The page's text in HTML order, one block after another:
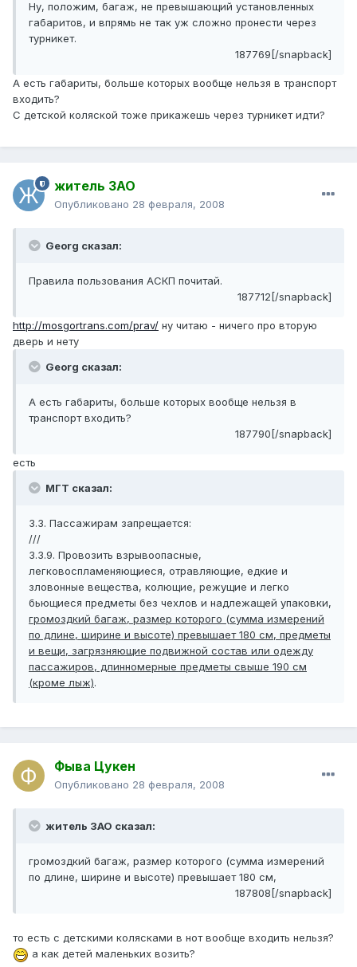
Ну, положим, багаж, не превышающий установленных
габаритов, и впрямь не так уж сложно пронести через
турникет.
187769[/snapback]
А есть габариты, больше которых вообще нельзя в транспорт
входить?
С детской коляской тоже прикажешь через турникет идти?
житель ЗАО
Опубликовано 28 февраля, 2008
Georg сказал:
Правила пользования АСКП почитай.
187712[/snapback]
http://mosgortrans.com/prav/ ну читаю - ничего про вторую
дверь и нету
Georg сказал:
А есть габариты, больше которых вообще нельзя в
транспорт входить?
187790[/snapback]
есть
МГТ сказал:
3.3. Пассажирам запрещается:
///
3.3.9. Провозить взрывоопасные,
легковоспламеняющиеся, отравляющие, едкие и
зловонные вещества, колющие, режущие и легко
бьющиеся предметы без чехлов и надлежащей упаковки,
громоздкий багаж, размер которого (сумма измерений
по длине, ширине и высоте) превышает 180 см, предметы
и вещи, загрязняющие подвижной состав или одежду
пассажиров, длинномерные предметы свыше 190 см
(кроме лыж).
Фыва Цукен
Опубликовано 28 февраля, 2008
житель ЗАО сказал:
громоздкий багаж, размер которого (сумма измерений
по длине, ширине и высоте) превышает 180 см,
187808[/snapback]
то есть с детскими колясками в нот вообще входить нельзя?
а как детей маленьких возить?